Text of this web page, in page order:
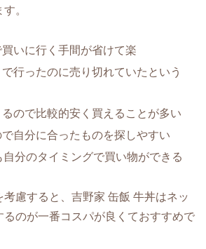
。
いに行く手間が省けて楽
行ったのに売り切れていたという
ので比較的安く買えることが多い
自分に合ったものを探しやすい
分のタイミングで買い物ができる
慮すると、吉野家 缶飯 牛丼はネッ
るのが一番コスパが良くておすすめで